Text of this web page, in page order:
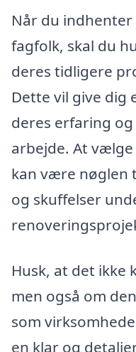
Når du
fagfolk, skal du
deres tidligere
Dette vil give dig
deres erfaring
arbejde. At
kan være nøglen
og skuffelser
Husk, at det ikke
men også om
som
en klar og